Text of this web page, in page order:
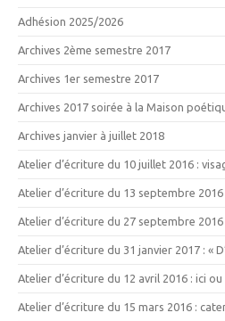
Adhésion 2025/2026
Archives 2ème semestre 2017
Archives 1er semestre 2017
Archives 2017 soirée à la Maison
Archives janvier à juillet 2018
Atelier d’écriture du 10 juillet 2016 :
Atelier d’écriture du 13 septembre
Atelier d’écriture du 27 septembre
Atelier d’écriture du 31 janvier 2017 : «
Atelier d’écriture du 12 avril 2016 : ici ou
Atelier d’écriture du 15 mars 2016 :